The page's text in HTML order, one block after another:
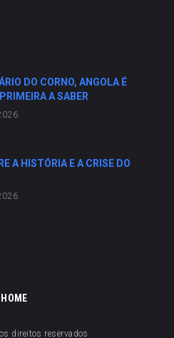
DO CORNO, ANGOLA É
A SABER
A HISTÓRIA E A CRISE DO
HOME
direitos reservados